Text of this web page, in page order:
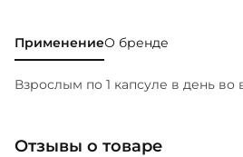
ПрименениеО бренде
Взрослым по 1 капсуле в день во
Отзывы о товаре